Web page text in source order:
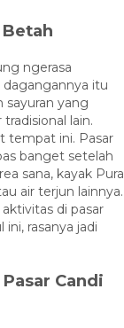
ngerasa
dagangannya itu
sayuran yang
lain.
tempat ini. Pasar
banget setelah
sana, kayak Pura
air terjun lainnya.
di pasar
rasanya jadi
Candi